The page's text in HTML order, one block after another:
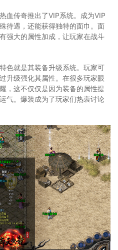
血传奇推出了VIP系统。成为VIP
待遇，还能获得独特的面巾。面
强大的属性加成，让玩家在战斗
色就是其装备升级系统。玩家可
升级强化其属性。在很多玩家眼
，这不仅仅是因为装备的属性提
气。爆装成为了玩家们热衷讨论